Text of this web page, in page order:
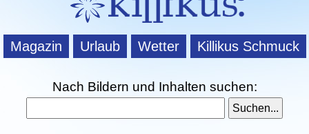
Magazin Urlaub Wetter Killikus Schmuck
Nach Bildern und Inhalten suchen: